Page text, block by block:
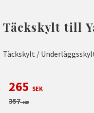
Täckskylt till
Täckskylt /
Nedsatt pris:
265 SEK
Ordinarie pris:
357SEK